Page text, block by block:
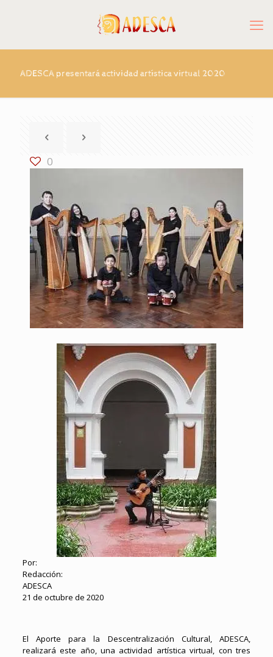
ADESCA presentará actividad artística virtual 2020
0
Por:
Redacción:
ADESCA
21 de octubre de 2020
El Aporte para la Descentralización Cultural, ADESCA,
realizará este año, una actividad artística virtual, con tres